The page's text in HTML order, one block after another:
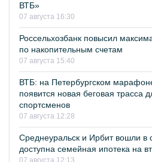
ВТБ»
07 августа 16:30
Россельхозбанк повысил
по накопительным счетам
07 августа 15:40
ВТБ: на Петербургском
появится новая беговая трасса
спортсменов
07 августа 12:28
Среднеуральск и Ирбит вошли в
доступна семейная ипотека на
07 августа 12:13